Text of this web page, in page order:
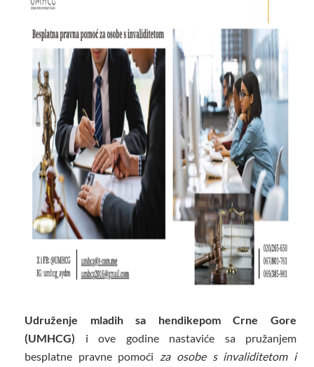
Udruženje mladih sa hendikepom Crne Gore
(UMHCG) i ove godine nastaviće sa pružanjem
besplatne pravne pomoći za osobe s invaliditetom i